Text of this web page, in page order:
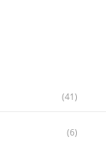
(41)
(6)